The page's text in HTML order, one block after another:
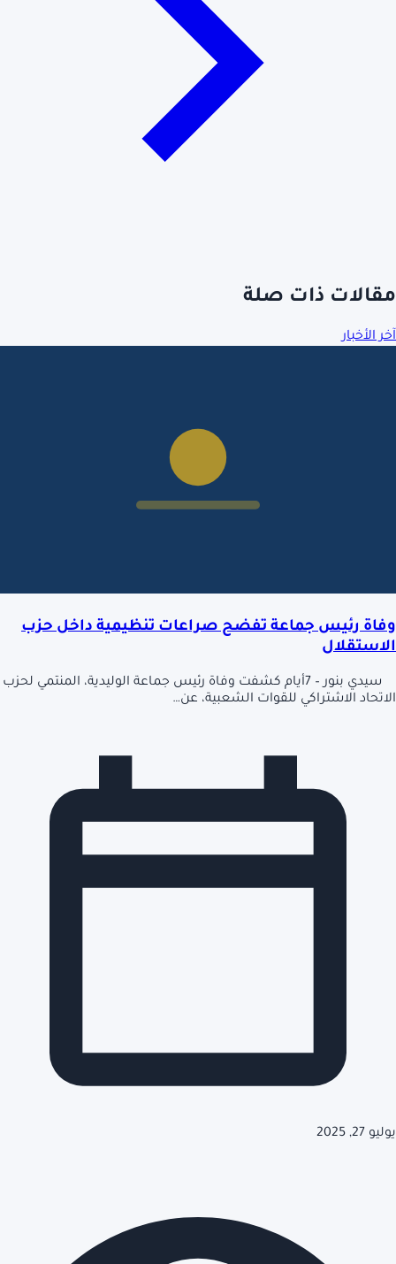
مقالات ذات صلة
آخر الأخبار
وفاة رئيس جماعة تفضح صراعات تنظيمية داخل حزب
الاستقلال
سيدي بنور – 7أيام كشفت وفاة رئيس جماعة الوليدية، المنتمي لحزب
الاتحاد الاشتراكي للقوات الشعبية، عن…
يوليو 27, 2025